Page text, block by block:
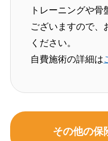
トレーニングや
ございますので、
ください。
自費施術の詳細は
その他の保